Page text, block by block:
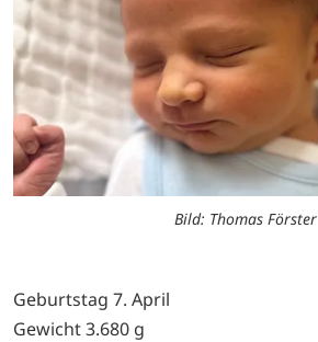
Bild: Thomas Förster
Geburtstag 7. April
Gewicht 3.680 g